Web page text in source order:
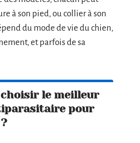
à son pied, ou collier à son
du mode de vie du chien,
et parfois de sa
le meilleur
pour